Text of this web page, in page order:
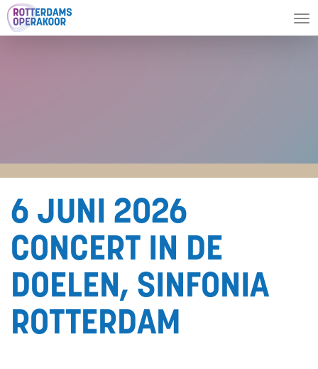
6 JUNI 2026
CONCERT IN DE
DOELEN, SINFONIA
ROTTERDAM